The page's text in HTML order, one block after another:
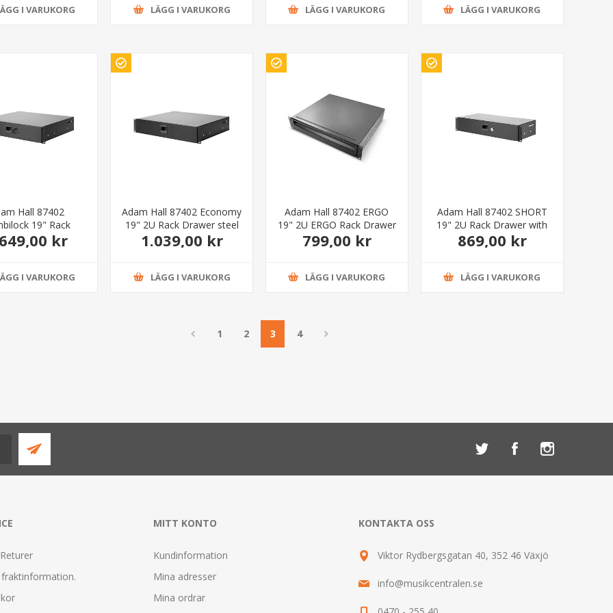
I VARUKORG LÄGG I VARUKORG LÄGG I VARUKORG LÄGG I VARUKORG
Hall 87402
19" Rack
with combination
lock
kr
I VARUKORG
Adam Hall 87402 Economy
19" 2U Rack Drawer steel
1.039,00 kr
LÄGG I VARUKORG
Adam Hall 87402 ERGO
19" 2U ERGO Rack Drawer
steel
799,00 kr
LÄGG I VARUKORG
Adam Hall 87402 SHORT
19" 2U Rack Drawer with
200 mm depth
869,00 kr
LÄGG I VARUKORG
1 2 3 4
MITT KONTO
Kundinformation
Mina adresser
Mina ordrar
KONTAKTA OSS
Viktor Rydbergsgatan 40, 352 46 Växjö
info@musikcentralen.se